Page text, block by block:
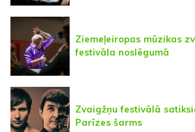
Ziemeļeiropas mūzikas
festivāla noslēgumā
Zvaigžņu festivālā
Parīzes šarms